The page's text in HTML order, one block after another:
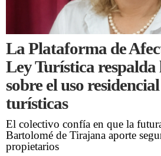
La Plataforma de
Ley Turística respalda
sobre el uso
turísticas
El colectivo confía en que la
Bartolomé de Tirajana aporte
propietarios